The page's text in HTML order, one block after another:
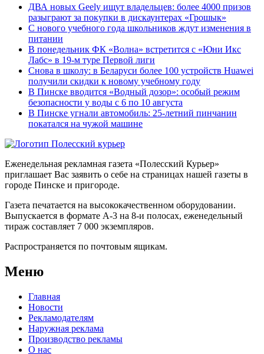
ДВА новых Geely ищут владельцев: более 4000 призов
разыграют за покупки в дискаунтерах «Грошык»
С нового учебного года школьников ждут изменения в
питании
В понедельник ФК «Волна» встретится с «Юни Икс
Лабс» в 19-м туре Первой лиги
Снова в школу: в Беларуси более 100 устройств Huawei
получили скидки к новому учебному году
В Пинске вводится «Водный дозор»: особый режим
безопасности у воды с 6 по 10 августа
В Пинске угнали автомобиль: 25-летний пинчанин
покатался на чужой машине
Еженедельная рекламная газета «Полесский Курьер»
приглашает Вас заявить о себе на страницах нашей газеты в
городе Пинске и пригороде.
Газета печатается на высококачественном оборудовании.
Выпускается в формате А-3 на 8-и полосах, еженедельный
тираж составляет 7 000 экземпляров.
Распространяется по почтовым ящикам.
Меню
Главная
Новости
Рекламодателям
Наружная реклама
Производство рекламы
О нас